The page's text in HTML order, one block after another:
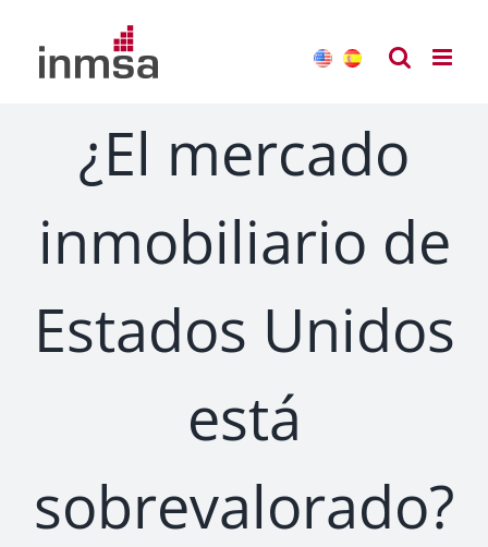
contenido
¿El mercado
inmobiliario de
Estados Unidos
está
sobrevalorado?